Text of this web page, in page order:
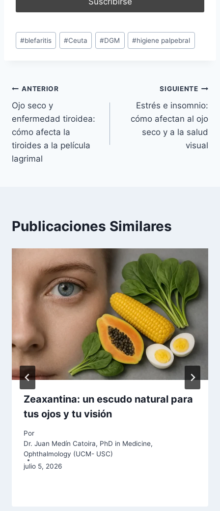
Etiquetas
de
#blefaritis #Ceuta #DGM #higiene palpebral
Navegación
de
entradas
ANTERIOR
Ojo seco y
enfermedad tiroidea:
cómo afecta la
tiroides a la película
lagrimal
SIGUIENTE
Estrés e insomnio:
cómo afectan al ojo
seco y a la salud
visual
Publicaciones Similares
Zeaxantina: un escudo natural para
tus ojos y tu visión
Por
Dr. Juan Medín Catoira, PhD in Medicine,
Ophthalmology (UCM- USC)
julio 5, 2026